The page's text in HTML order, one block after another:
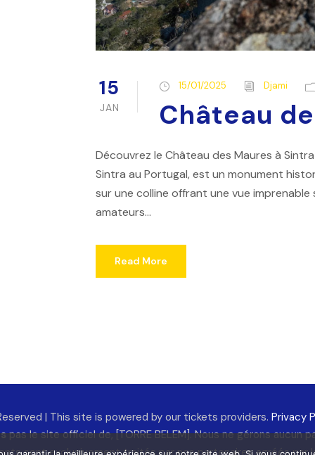
15
JAN
15/01/2025 Djami
Château
Découvrez le Château des Maures à
Sintra au Portugal, est un monument
sur une colline offrant une vue
amateurs...
Read More
| This site is powered by our tickets providers. Privacy
pas le site officiel de, [TORRE BELEM]. Nous ne gérons